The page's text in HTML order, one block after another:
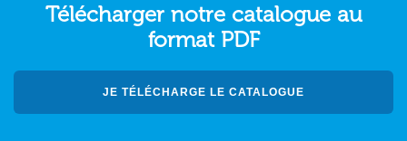
Télécharger notre catalogue au
format PDF
JE TÉLÉCHARGE LE CATALOGUE